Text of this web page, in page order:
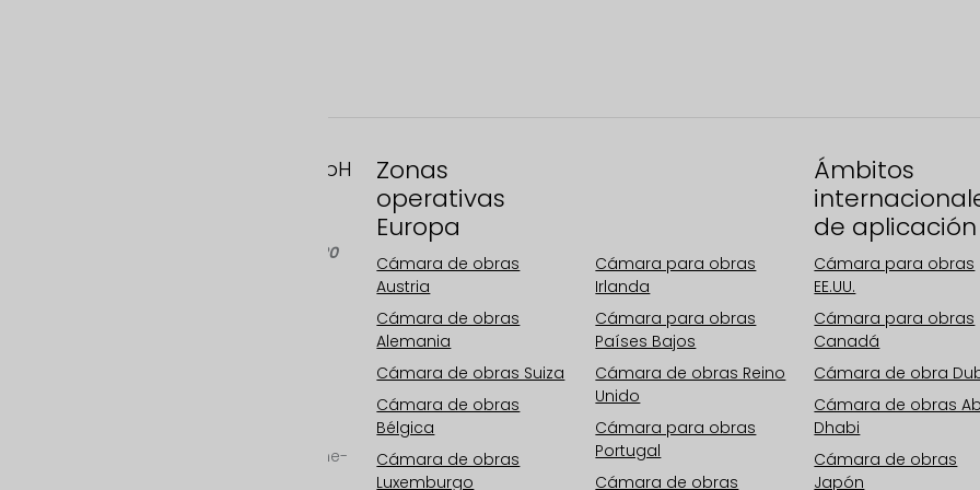
FAST MOTION GmbH
Teléfono: +43 676 66 20
cámaras de obra, time-
Zonas
operativas
Europa
Cámara de obras
Austria
Cámara de obras
Alemania
Cámara de obras Suiza
Cámara de obras
Bélgica
Cámara de obras
Luxemburgo
Cámara para obras
Irlanda
Cámara para obras
Países Bajos
Cámara de obras Reino
Unido
Cámara para obras
Portugal
Cámara de obras
Ámbitos
de aplicación
Cámara para obras
EE.UU.
Cámara para obras
Canadá
Cámara de obra
Cámara de obras
Dhabi
Cámara de obras
Japón